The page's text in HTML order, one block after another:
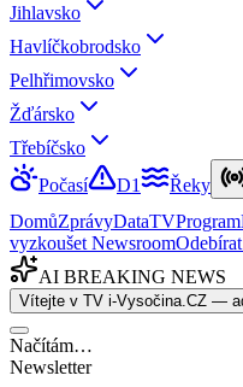
Jihlavsko
Havlíčkobrodsko
Pelhřimovsko
Žďársko
Třebíčsko
Počasí
D1 Řeky
DomůZprávyDataTVProgram
vyzkoušet Newsroom
AI BREAKING NEWS
Vítejte v TV i-Vysočina.CZ —
Načítám…
Newsletter